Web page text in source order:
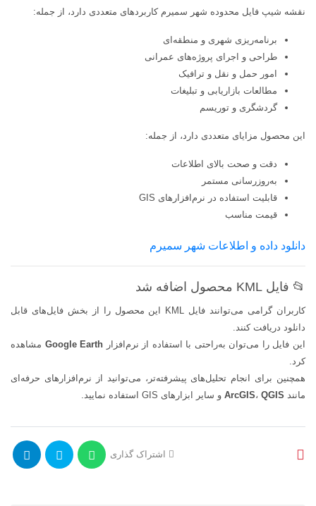
نقشه شیپ فایل محدوده شهر سميرم کاربردهای متعددی دارد، از جمله:
برنامه‌ریزی شهری و منطقه‌ای
طراحی و اجرای پروژه‌های عمرانی
امور حمل و نقل و ترافیک
مطالعات بازاریابی و تبلیغات
گردشگری و توریسم
این محصول مزایای متعددی دارد، از جمله:
دقت و صحت بالای اطلاعات
به‌روزرسانی مستمر
قابلیت استفاده در نرم‌افزارهای GIS
قیمت مناسب
دانلود داده و اطلاعات شهر سمیرم
📂 فایل KML محصول اضافه شد
کاربران گرامی می‌توانند فایل KML این محصول را از بخش فایل‌های قابل
دانلود دریافت کنند.
این فایل را می‌توان به‌راحتی با استفاده از نرم‌افزار Google Earth مشاهده
کرد.
همچنین برای انجام تحلیل‌های پیشرفته‌تر، می‌توانید از نرم‌افزارهای حرفه‌ای
مانند
ArcGIS، QGIS و سایر ابزارهای GIS استفاده نمایید.
اشتراک گذاری